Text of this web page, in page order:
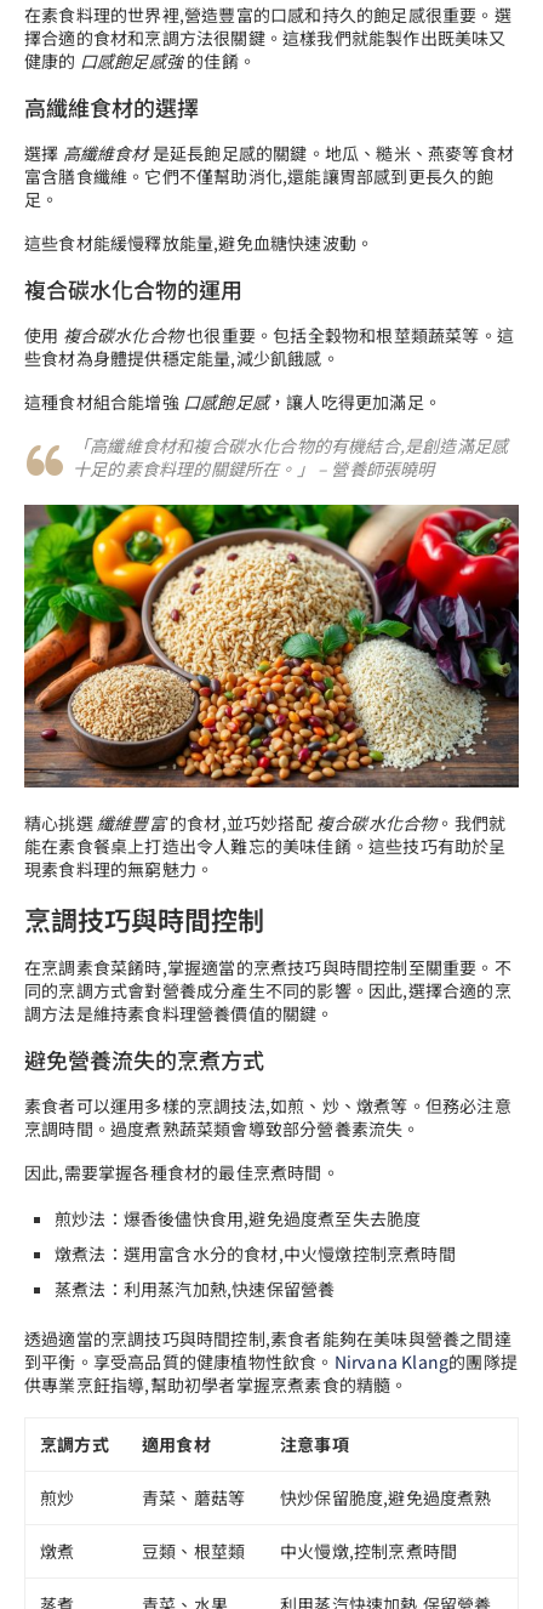
在素食料理的世界裡,營造豐富的口感和持久的飽足感很重要。選
擇合適的食材和烹調方法很關鍵。這樣我們就能製作出既美味又
健康的 口感飽足感強的佳餚。
高纖維食材的選擇
選擇 高纖維食材是延長飽足感的關鍵。地瓜、糙米、燕麥等食材
富含膳食纖維。它們不僅幫助消化,還能讓胃部感到更長久的飽
足。
這些食材能緩慢釋放能量,避免血糖快速波動。
複合碳水化合物的運用
使用 複合碳水化合物也很重要。包括全穀物和根莖類蔬菜等。這
些食材為身體提供穩定能量,減少飢餓感。
這種食材組合能增強 口感飽足感，讓人吃得更加滿足。
「高纖維食材和複合碳水化合物的有機結合,是創造滿足感
十足的素食料理的關鍵所在。」 – 營養師張曉明
精心挑選 纖維豐富的食材,並巧妙搭配 複合碳水化合物。我們就
能在素食餐桌上打造出令人難忘的美味佳餚。這些技巧有助於呈
現素食料理的無窮魅力。
烹調技巧與時間控制
在烹調素食菜餚時,掌握適當的烹煮技巧與時間控制至關重要。不
同的烹調方式會對營養成分產生不同的影響。因此,選擇合適的烹
調方法是維持素食料理營養價值的關鍵。
避免營養流失的烹煮方式
素食者可以運用多樣的烹調技法,如煎、炒、燉煮等。但務必注意
烹調時間。過度煮熟蔬菜類會導致部分營養素流失。
因此,需要掌握各種食材的最佳烹煮時間。
煎炒法：爆香後儘快食用,避免過度煮至失去脆度
燉煮法：選用富含水分的食材,中火慢燉控制烹煮時間
蒸煮法：利用蒸汽加熱,快速保留營養
透過適當的烹調技巧與時間控制,素食者能夠在美味與營養之間達
到平衡。享受高品質的健康植物性飲食。 Nirvana Klang的團隊提
供專業烹飪指導,幫助初學者掌握烹煮素食的精髓。
烹調方式 適用食材 注意事項
煎炒 青菜、蘑菇等 快炒保留脆度,避免過度煮熟
燉煮 豆類、根莖類 中火慢燉,控制烹煮時間
蒸煮 青菜、水果 利用蒸汽快速加熱,保留營養